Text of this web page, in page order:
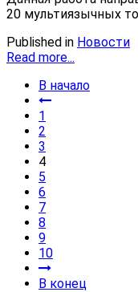
20 мультиязычных
Published in Новости
Read more...
В начало
1
2
3
4
5
6
7
8
9
10
В конец